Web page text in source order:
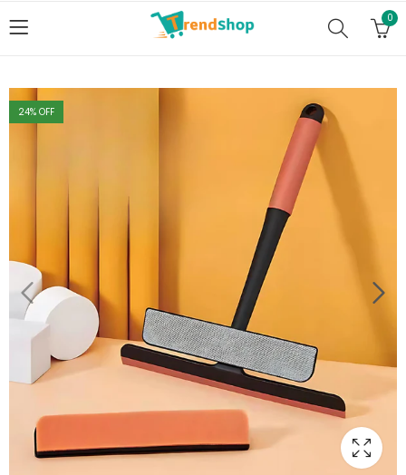
0
24% OFF